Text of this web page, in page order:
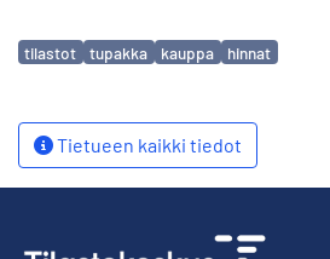
Avainsanat
tilastot tupakka kauppa hinnat
Tietueen kaikki tiedot